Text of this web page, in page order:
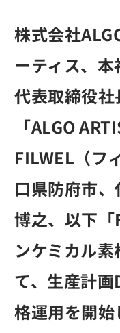
株式会社
ーティス、本
代表取締役
「ALGO
FILWEL（フ
口県防府市
博之、以下
ンケミカル
て、生産計
格運用を開始